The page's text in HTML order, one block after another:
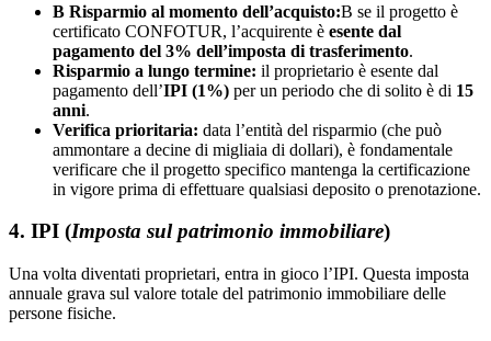
B Risparmio al momento dell’acquisto:B se il progetto è
certificato CONFOTUR, l’acquirente è esente dal
pagamento del 3% dell’imposta di trasferimento.
Risparmio a lungo termine: il proprietario è esente dal
pagamento dell’IPI (1%) per un periodo che di solito è di 15
anni.
Verifica prioritaria: data l’entità del risparmio (che può
ammontare a decine di migliaia di dollari), è fondamentale
verificare che il progetto specifico mantenga la certificazione
in vigore prima di effettuare qualsiasi deposito o prenotazione.
4. IPI (Imposta sul patrimonio immobiliare)
Una volta diventati proprietari, entra in gioco l’IPI. Questa imposta
annuale grava sul valore totale del patrimonio immobiliare delle
persone fisiche.